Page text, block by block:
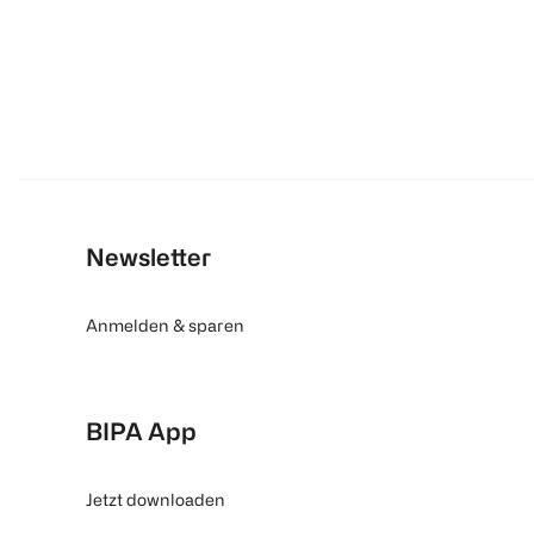
Newsletter
Anmelden & sparen
BIPA App
Jetzt downloaden